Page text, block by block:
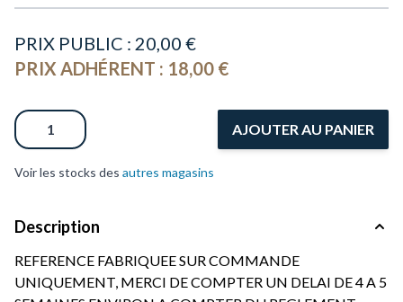
PRIX PUBLIC : 20,00 €
PRIX ADHÉRENT : 18,00 €
Quantité
AJOUTER AU PANIER
Voir les stocks des autres magasins
Description
REFERENCE FABRIQUEE SUR COMMANDE
UNIQUEMENT, MERCI DE COMPTER UN DELAI DE 4 A 5